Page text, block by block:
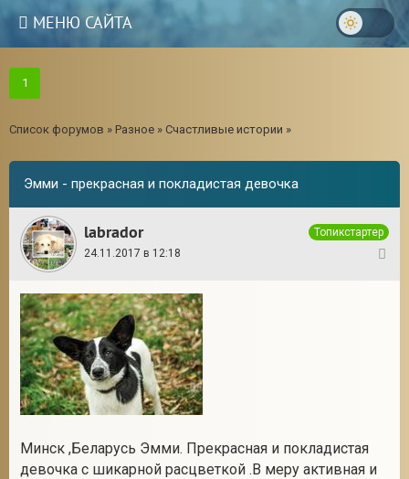
МЕНЮ САЙТА
1
Список форумов » Разное » Счастливые истории »
Эмми - прекрасная и покладистая девочка
labrador
Топикстартер
24.11.2017 в 12:18
Минск ,Беларусь Эмми. Прекрасная и покладистая
девочка с шикарной расцветкой .В меру активная и